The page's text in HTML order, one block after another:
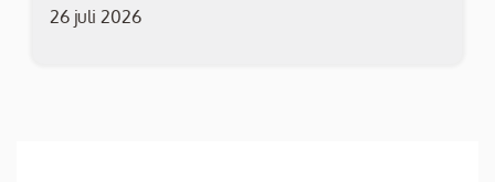
26 juli 2026